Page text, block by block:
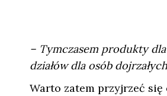
– Tymczasem produkty
działów dla osób
Warto zatem przyjrzeć